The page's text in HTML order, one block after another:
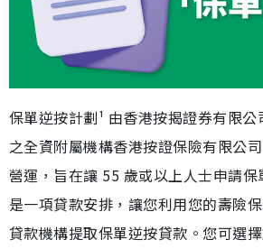
保單逆按計劃¹ 由香港按揭證券有限公
之全資附屬機構香港按證保險有限公司
營運，旨在讓 55 歲或以上人士申請
是一項貸款安排，讓您利用您的壽險
貸款機構提取保單逆按貸款。您可選